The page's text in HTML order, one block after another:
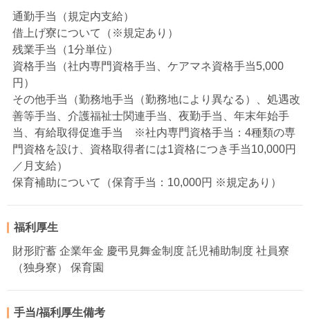
通勤手当（規定内支給）
借上げ寮について（※規定あり）
残業手当（1分単位）
資格手当（社内専門資格手当、ケアマネ資格手当5,000
円）
その他手当（勤務地手当（勤務地により異なる）、処遇改
善等手当、介護福祉士関連手当、夜勤手当、年末年始手
当、有給取得促進手当 ※社内専門資格手当：4種類の専
門資格を設け、資格取得者には1資格につき手当10,000円
／月支給）
保育補助について（保育手当：10,000円 ※規定あり）
福利厚生
財形貯蓄 企業年金 慶弔見舞金制度 託児補助制度 社員寮
（独身寮） 保育園
手当/福利厚生備考